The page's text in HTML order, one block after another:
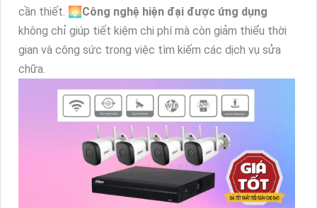
cần thiết. 🌅Công nghệ hiện đại được ứng dụng
không chỉ giúp tiết kiệm chi phí mà còn giảm thiểu thời
gian và công sức trong việc tìm kiếm các dịch vụ sửa
chữa.